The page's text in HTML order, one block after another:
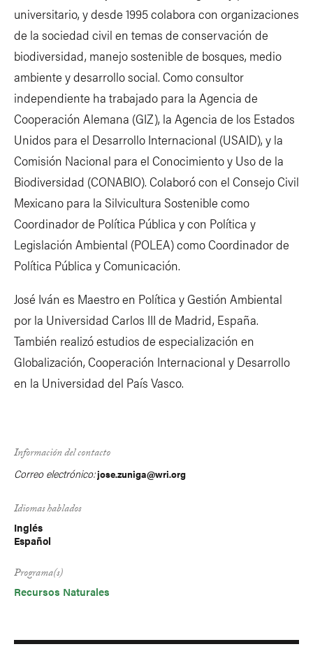
universitario, y desde 1995 colabora con organizaciones
de la sociedad civil en temas de conservación de
biodiversidad, manejo sostenible de bosques, medio
ambiente y desarrollo social. Como consultor
independiente ha trabajado para la Agencia de
Cooperación Alemana (GIZ), la Agencia de los Estados
Unidos para el Desarrollo Internacional (USAID), y la
Comisión Nacional para el Conocimiento y Uso de la
Biodiversidad (CONABIO). Colaboró con el Consejo Civil
Mexicano para la Silvicultura Sostenible como
Coordinador de Política Pública y con Política y
Legislación Ambiental (POLEA) como Coordinador de
Política Pública y Comunicación.
José Iván es Maestro en Política y Gestión Ambiental
por la Universidad Carlos III de Madrid, España.
También realizó estudios de especialización en
Globalización, Cooperación Internacional y Desarrollo
en la Universidad del País Vasco.
Información del contacto
Correo electrónico:jose.zuniga@wri.org
Idiomas hablados
Inglés
Español
Programa(s)
Recursos Naturales